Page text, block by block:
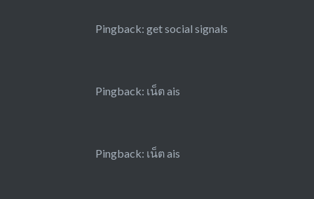
Pingback: get social signals
Pingback: เน็ต ais
Pingback: เน็ต ais